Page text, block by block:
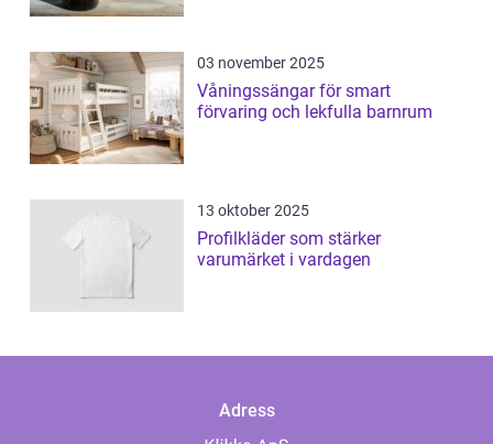
03 november 2025
Våningssängar för smart
förvaring och lekfulla barnrum
13 oktober 2025
Profilkläder som stärker
varumärket i vardagen
Adress